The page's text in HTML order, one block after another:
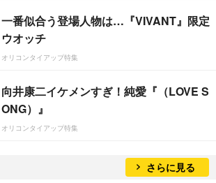
一番似合う登場人物は…『VIVANT』限定
ウオッチ
オリコンタイアップ特集
向井康二イケメンすぎ！純愛『（LOVE S
ONG）』
オリコンタイアップ特集
さらに見る